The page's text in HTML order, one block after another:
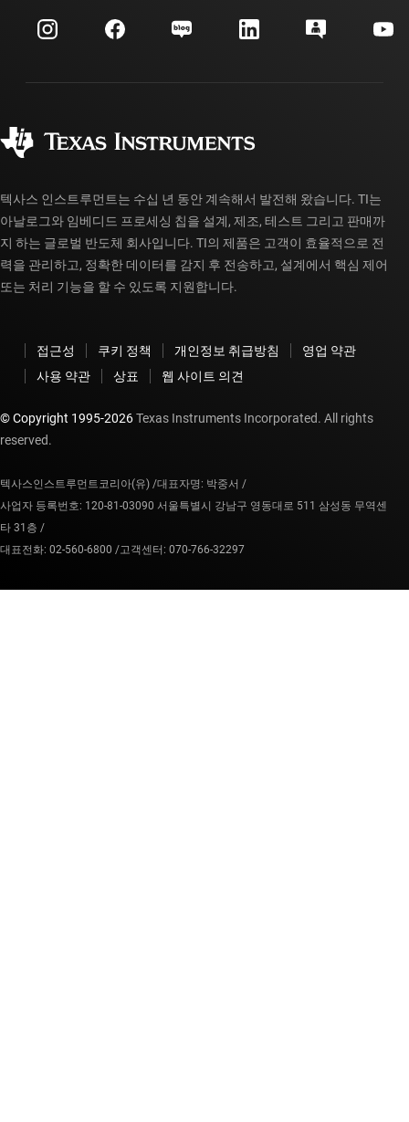
투자 관계
고객 지원 센터
myTI 계정 FAQ
주문 FAQ
텍사스 인스트루먼트는 수십 년 동안 계속해서 발전해 왔습니다. TI는
아날로그와 임베디드 프로세싱 칩을 설계, 제조, 테스트 그리고 판매까
지 하는 글로벌 반도체 회사입니다. TI의 제품은 고객이 효율적으로 전
력을 관리하고, 정확한 데이터를 감지 후 전송하고, 설계에서 핵심 제어
또는 처리 기능을 할 수 있도록 지원합니다.
접근성 쿠키 정책 개인정보 취급방침
영업 약관
사용 약관
상표 웹 사이트 의견
© Copyright 1995-2026Texas Instruments Incorporated. All rights
reserved.
텍사스인스트루먼트코리아(유) /대표자명: 박중서 /
사업자 등록번호: 120-81-03090 서울특별시 강남구 영동대로 511 삼성동 무역센
타 31층 /
대표전화: 02-560-6800 /고객센터: 070-766-32297